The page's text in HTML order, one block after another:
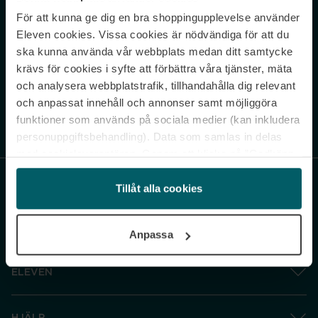
För att kunna ge dig en bra shoppingupplevelse använder
Eleven cookies. Vissa cookies är nödvändiga för att du
ska kunna använda vår webbplats medan ditt samtycke
krävs för cookies i syfte att förbättra våra tjänster, mäta
och analysera webbplatstrafik, tillhandahålla dig relevant
och anpassat innehåll och annonser samt möjliggöra
funktioner som används på sociala medier (kan inkludera
personuppgiftsbehandling). Data som samlas in delas
och gå vidare” accepterar du samtliga cookies medan du
under ”Inställningar” kan anpassa användningen av
cookies. Du kan återkalla ditt samtycke när som helst.
Tillåt alla cookies
Anpassa
Never miss a beat.
Sign up to our newsletter.
Genom att prenumerera accepterar du vår Integritetspolicy. Avprenumerera
ELEVEN